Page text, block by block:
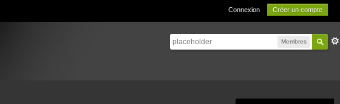
Connexion Créer un compte
Membres